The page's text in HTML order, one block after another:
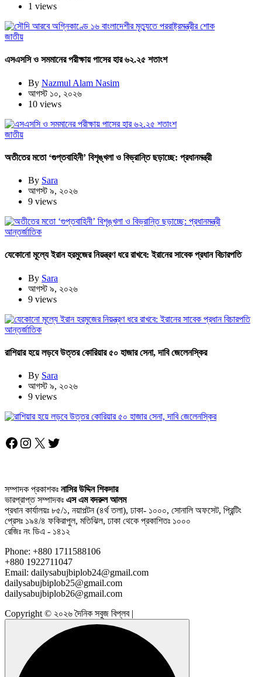
1 views
জাতীয়
এসএসসি ও সমমানের পরীক্ষায় পাসের হার ৬২.২৫ শতাংশ
By Nazmul Alam Nasim
আগস্ট ১০, ২০২৬
10 views
জাতীয়
অতীতের মতো ‘গুপ্তবাহিনী’ বিশৃঙ্খলা ও বিভ্রান্তি ছড়াচ্ছে: প্রধানমন্ত্রী
By Sara
আগস্ট ৯, ২০২৬
9 views
আন্তর্জাতিক
যেকোনো মূল্যে ইরান হরমুজের নিয়ন্ত্রণ ধরে রাখবে: ইরানের সাবেক প্রধান বিচারপতি
By Sara
আগস্ট ৯, ২০২৬
9 views
আন্তর্জাতিক
রাশিয়ার হয়ে লড়বে উত্তর কোরিয়ার ৫০ হাজার সেনা, দাবি জেলেনস্কির
By Sara
আগস্ট ৯, ২০২৬
9 views
Facebook
Instagram
X Twitter
সম্পাদক প্রকাশকঃ নাসির উদ্দিন শিকদার
ভারপ্রাপ্ত সম্পাদকঃ এস এম বদরুল আলম
প্রধান কার্যালয়ঃ ৮৫/১, নয়াপল্টন (৪র্থ তলা), ঢাকা- ১০০০, সোনালি অফসেট, প্রিন্টিং
প্রেসঃ ১৯৪/৪ ফকিরাপুল, মতিঝিল, ঢাকা থেকে প্রকাশিতঃ ১০০০
রেজিঃ নং ডিএ - ১৪১২
Phone: +880 1711588106
+880 1922711047
Email: dailysabujbiplob24@gmail.com
dailysabujbiplob25@gmail.com
dailysabujbiplob26@gmail.com
Copyright © ২০২৬ দৈনিক সবুজ বিপ্লব |